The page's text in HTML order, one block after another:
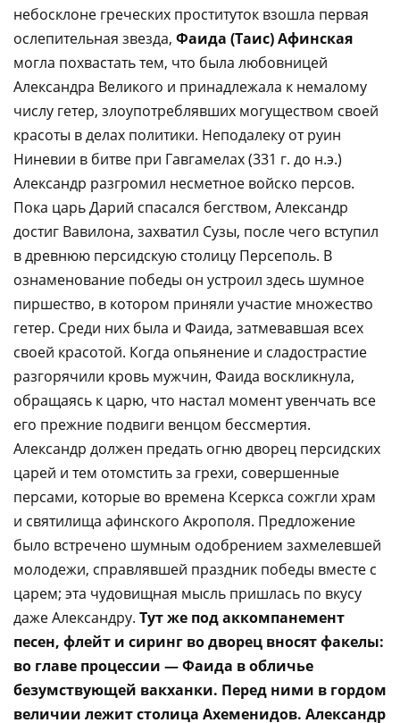
небосклоне греческих проституток взошла первая
ослепительная звезда, Фаида (Таис) Афинская
могла похвастать тем, что была любовницей
Александра Великого и принадлежала к немалому
числу гетер, злоупотреблявших могуществом своей
красоты в делах политики. Неподалеку от руин
Ниневии в битве при Гавгамелах (331 г. до н.э.)
Александр разгромил несметное войско персов.
Пока царь Дарий спасался бегством, Александр
достиг Вавилона, захватил Сузы, после чего вступил
в древнюю персидскую столицу Персеполь. В
ознаменование победы он устроил здесь шумное
пиршество, в котором приняли участие множество
гетер. Среди них была и Фаида, затмевавшая всех
своей красотой. Когда опьянение и сладострастие
разгорячили кровь мужчин, Фаида воскликнула,
обращаясь к царю, что настал момент увенчать все
его прежние подвиги венцом бессмертия.
Александр должен предать огню дворец персидских
царей и тем отомстить за грехи, совершенные
персами, которые во времена Ксеркса сожгли храм
и святилища афинского Акрополя. Предложение
было встречено шумным одобрением захмелевшей
молодежи, справлявшей праздник победы вместе с
царем; эта чудовищная мысль пришлась по вкусу
даже Александру. Тут же под аккомпанемент
песен, флейт и сиринг во дворец вносят факелы:
во главе процессии — Фаида в обличье
безумствующей вакханки. Перед ними в гордом
величии лежит столица Ахеменидов. Александр